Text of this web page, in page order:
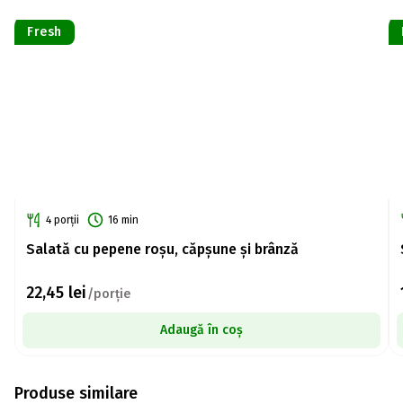
Fresh
4 porții 16 min
Salată cu pepene roșu, căpșune și brânză
22,45 lei/porție
Adaugă în coș
Produse similare